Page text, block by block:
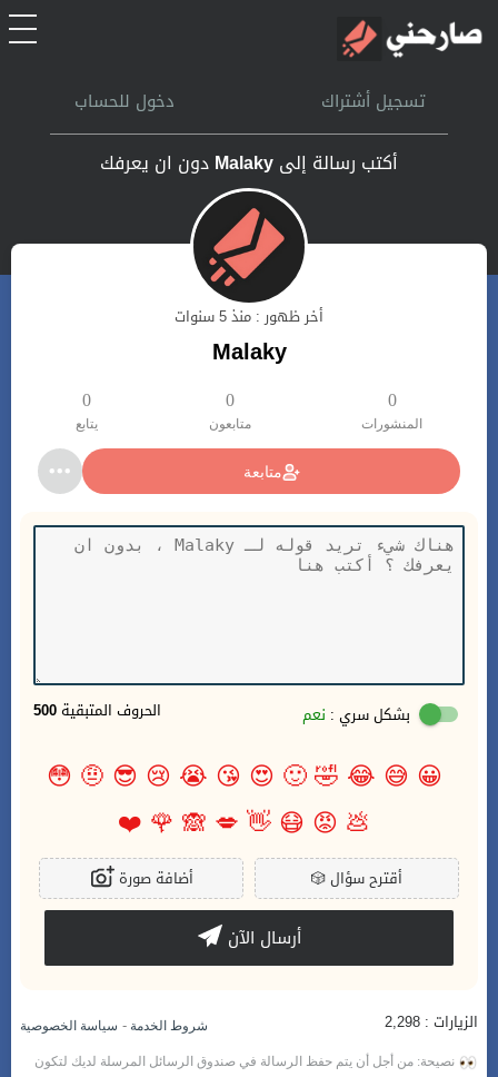
الرئيسيةتسجيل أشتراك دخول للحساب
أكتب رسالة إلىMalakyدون ان يعرفك
أخر ظهور : منذ 5 سنوات
Malaky
0
المنشورات
0
متابعون
0
يتابع
متابعة
500 الحروف المتبقية بشكل سري : نعم
😀
😅
😂
🤣
🙂
😍
😘
😭
😢
😎
🤨
😳
💩
😡
😷
👋
💋
🙈
🌹
❤️
🎲أقترح سؤال أضافة صورة
أرسال الآن
الزيارات : 2,298 شروط الخدمة - سياسة الخصوصية
نصيحة: من أجل أن يتم حفظ الرسالة في صندوق الرسائل المرسلة لديك لتكون